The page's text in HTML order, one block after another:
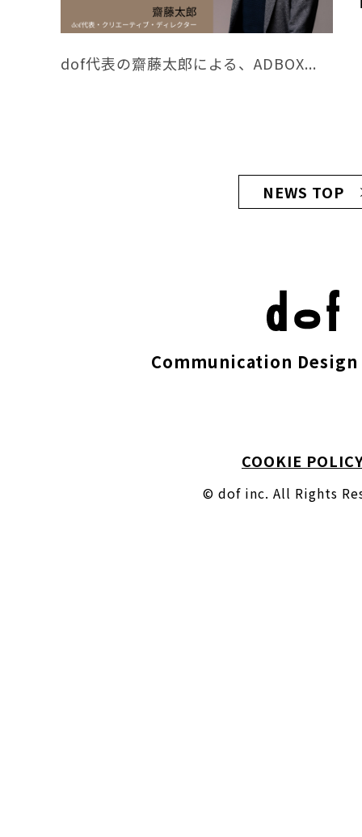
dof代表の齋藤太郎による、ADBOX...
NEWS TOP
Communication Design
COOKIE
© dof inc. All Rights